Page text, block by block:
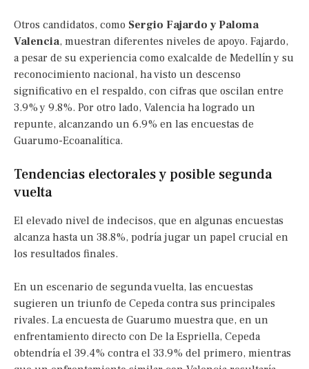
Otros candidatos, como Sergio Fajardo y Paloma
Valencia, muestran diferentes niveles de apoyo. Fajardo,
a pesar de su experiencia como exalcalde de Medellín y su
reconocimiento nacional, ha visto un descenso
significativo en el respaldo, con cifras que oscilan entre
3.9% y 9.8%. Por otro lado, Valencia ha logrado un
repunte, alcanzando un 6.9% en las encuestas de
Guarumo-Ecoanalítica.
Tendencias electorales y posible segunda
vuelta
El elevado nivel de indecisos, que en algunas encuestas
alcanza hasta un 38.8%, podría jugar un papel crucial en
los resultados finales.
En un escenario de segunda vuelta, las encuestas
sugieren un triunfo de Cepeda contra sus principales
rivales. La encuesta de Guarumo muestra que, en un
enfrentamiento directo con De la Espriella, Cepeda
obtendría el 39.4% contra el 33.9% del primero, mientras